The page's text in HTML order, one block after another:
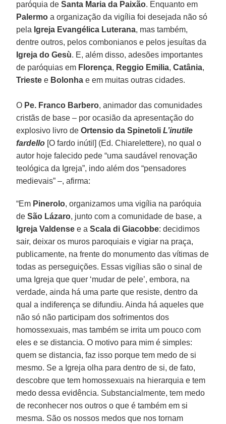
paróquia deSanta Maria da Paixão. Enquanto em
Palermo a organização da vigília foi desejada não só
pela Igreja Evangélica Luterana, mas também,
dentre outros, pelos combonianos e pelos jesuítas da
Igreja do Gesù. E, além disso, adesões importantes
de paróquias em Florença, Reggio Emilia,Catânia,
Trieste e Bolonha e em muitas outras cidades.
O Pe. Franco Barbero, animador das comunidades
cristãs de base – por ocasião da apresentação do
explosivo livro deOrtensio da Spinetoli L’inutile
fardello [O fardo inútil] (Ed. Chiarelettere), no qual o
autor hoje falecido pede “uma saudável renovação
teológica da Igreja”, indo além dos “pensadores
medievais” –, afirma:
“Em Pinerolo, organizamos uma vigília na paróquia
deSão Lázaro, junto com a comunidade de base, a
Igreja Valdense e aScala di Giacobbe: decidimos
sair, deixar os muros paroquiais e vigiar na praça,
publicamente, na frente do monumento das vítimas de
todas as perseguições. Essas vigílias são o sinal de
uma Igreja que quer ‘mudar de pele’, embora, na
verdade, ainda há uma parte que resiste, dentro da
qual a indiferença se difundiu. Ainda há aqueles que
não só não participam dos sofrimentos dos
homossexuais, mas também se irrita um pouco com
eles e se distancia. O motivo para mim é simples:
quem se distancia, faz isso porque tem medo de si
mesmo. Se a Igreja olha para dentro de si, de fato,
descobre que tem homossexuais na hierarquia e tem
medo dessa evidência. Substancialmente, tem medo
de reconhecer nos outros o que é também em si
mesma. São os nossos medos que nos tornam